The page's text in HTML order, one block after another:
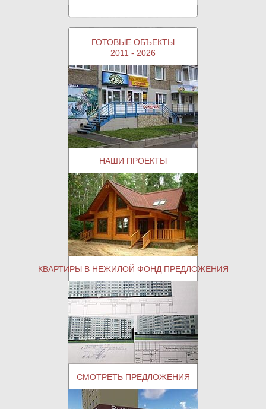
ГОТОВЫЕ ОБЪЕКТЫ
2011 - 2026
НАШИ ПРОЕКТЫ
КВАРТИРЫ В НЕЖИЛОЙ ФОНД ПРЕДЛОЖЕНИЯ
СМОТРЕТЬ ПРЕДЛОЖЕНИЯ